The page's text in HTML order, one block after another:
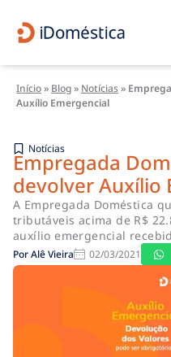
Início» Blog» Notícias»
Auxílio Emergencial
Notícias
Empregada
devolver Auxílio
A Empregada Doméstica
tributáveis acima de R$
auxílio emergencial
PorAlê Vieira 02/03/2021